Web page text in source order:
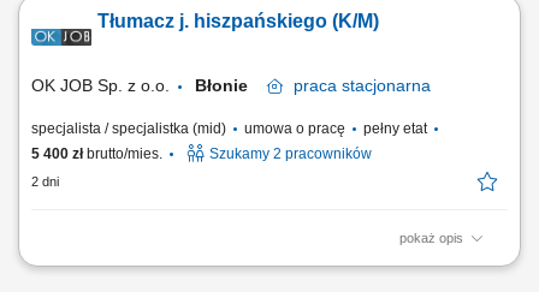
rekrutacyjnych i wspieranie pozyskiwania nowych pracowników. Pomoc
w przygotowywaniu dokumentów związanych z zatrudnieniem.
Tłumacz j. hiszpańskiego (K/M)
OK JOB Sp. z o.o. Błonie praca stacjonarna
specjalista / specjalistka (mid) umowa o pracę
pełny etat
5 400 złbrutto/mies. Szukamy 2 pracowników
2 dni
pokaż opis
Twój zakres obowiązków Tłumaczenie szkoleń BHP oraz codziennych